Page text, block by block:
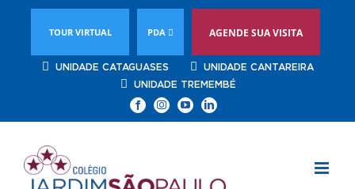
TOUR VIRTUAL PDA AGENDE SUA VISITA
UNIDADE CATAGUASES
UNIDADE CANTAREIRA
UNIDADE TREMEMBÉ
FacebookInstagramYouTubeLinkedin